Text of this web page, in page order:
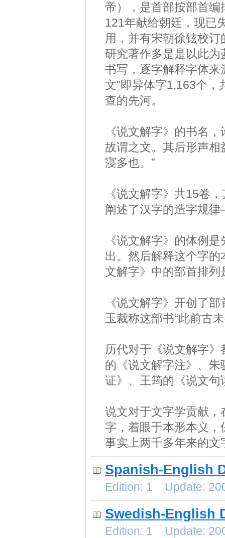
帝），是首部按部首
121年献给朝廷，现已
用，并有宋朝徐铉校订
研究著作多是是以此
书写，逐字解释字体来
文”即异体字1,163个
查的先河。
《说文解字》的书名
故谓之文。其后形声
寖多也。”
《说文解字》共15卷
阐述了汉字的造字规
《说文解字》的体例
出。然后解释这个字
文解字》中的部首排
《说文解字》开创了
玉裁称这部书“此前古
历代对于《说文解字
的《说文解字注》、
证》、王筠的《说文句
说文对于文字学贡献
字，着眼于本形本义
事实上两千多年来的
Spanish-English
Edition: 1 Update:
Swedish-English
Edition: 1 Update: